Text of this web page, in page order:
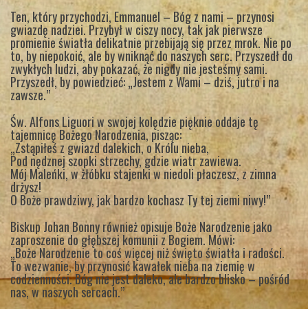
Ten, który przychodzi, Emmanuel – Bóg z nami – przynosi
gwiazdę nadziei. Przybył w ciszy nocy, tak jak pierwsze
promienie światła delikatnie przebijają się przez mrok. Nie po
to, by niepokoić, ale by wniknąć do naszych serc. Przyszedł do
zwykłych ludzi, aby pokazać, że nigdy nie jesteśmy sami.
Przyszedł, by powiedzieć: „Jestem z Wami – dziś, jutro i na
zawsze.”
Św. Alfons Liguori w swojej kolędzie pięknie oddaje tę
tajemnicę Bożego Narodzenia, pisząc:
„Zstąpiłeś z gwiazd dalekich, o Królu nieba,
Pod nędznej szopki strzechy, gdzie wiatr zawiewa.
Mój Maleńki, w żłóbku stajenki w niedoli płaczesz, z zimna
drżysz!
O Boże prawdziwy, jak bardzo kochasz Ty tej ziemi niwy!”
Biskup Johan Bonny również opisuje Boże Narodzenie jako
zaproszenie do głębszej komunii z Bogiem. Mówi:
„Boże Narodzenie to coś więcej niż święto światła i radości.
To wezwanie, by przynosić kawałek nieba na ziemię w
codzienności. Bóg nie jest daleko, ale bardzo blisko – pośród
nas, w naszych sercach.”